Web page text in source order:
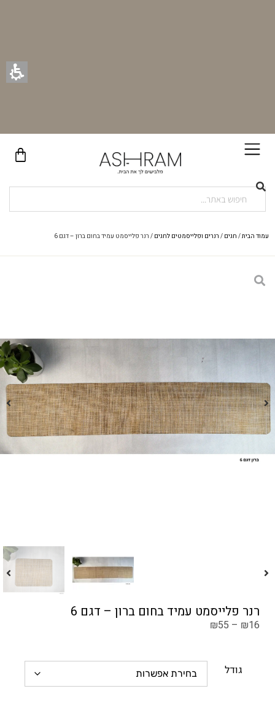
עמוד הבית/ חגים / רנרים ופלייסמטים לחגים / רנר פלייסמט עמיד בחום ברון – דגם 6
רנר פלייסמט עמיד בחום ברון – דגם 6
₪16
–
₪55
גודל